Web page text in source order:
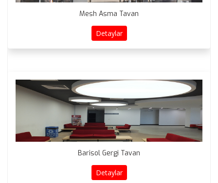
Mesh Asma Tavan
Detaylar
Barisol Gergi Tavan
Detaylar